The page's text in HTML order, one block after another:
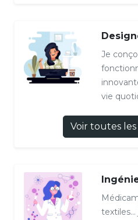
Je
vie
Voir toutes
textiles…